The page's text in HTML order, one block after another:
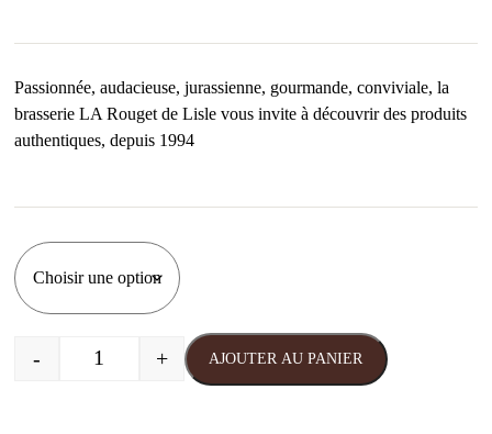
de
prix :
4.80€
8.95€
Passionnée, audacieuse, jurassienne, gourmande, conviviale, la
brasserie LA Rouget de Lisle vous invite à découvrir des produits
authentiques, depuis 1994
quantité de La Rouget Griottines
- + AJOUTER AU PANIER